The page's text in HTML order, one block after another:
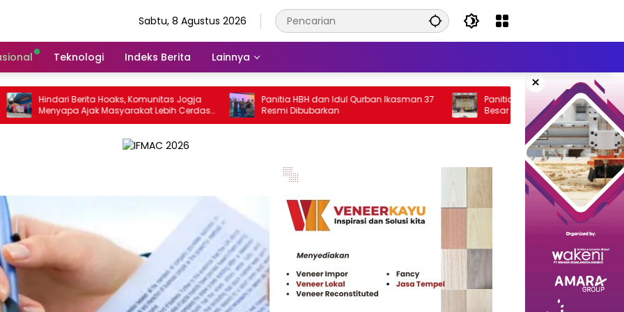
Sabtu, 8 Agustus 2026
Teknologi Indeks Berita Lainnya
×
Hindari Berita Hoaks, Komunitas Jogja
Menyapa Ajak Masyarakat Lebih Cerdas
Bermedia Sosial
Panitia HBH dan Idul Qurban Ikasman 37
Resmi Dibubarkan
Panitia Pelantikan, Rakernas, dan Apel
Besar Menwa-IARMI Survei Lokasi di IPDN
Jatinangor